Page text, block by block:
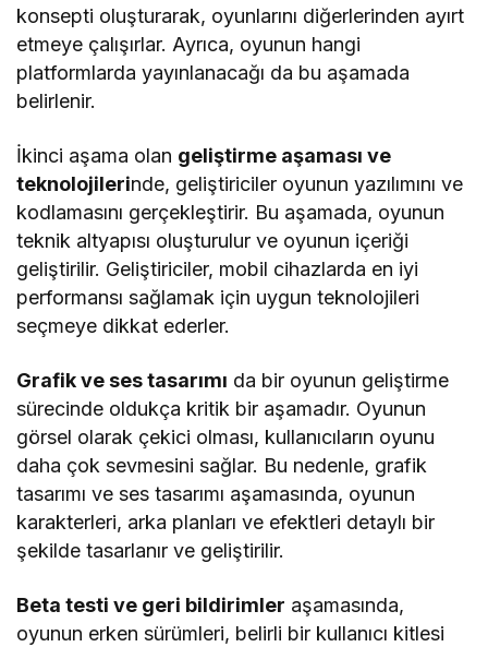
konsepti oluşturarak, oyunlarını diğerlerinden ayırt
etmeye çalışırlar. Ayrıca, oyunun hangi
platformlarda yayınlanacağı da bu aşamada
belirlenir.
İkinci aşama olan geliştirme aşaması ve
teknolojilerinde, geliştiriciler oyunun yazılımını ve
kodlamasını gerçekleştirir. Bu aşamada, oyunun
teknik altyapısı oluşturulur ve oyunun içeriği
geliştirilir. Geliştiriciler, mobil cihazlarda en iyi
performansı sağlamak için uygun teknolojileri
seçmeye dikkat ederler.
Grafik ve ses tasarımı da bir oyunun geliştirme
sürecinde oldukça kritik bir aşamadır. Oyunun
görsel olarak çekici olması, kullanıcıların oyunu
daha çok sevmesini sağlar. Bu nedenle, grafik
tasarımı ve ses tasarımı aşamasında, oyunun
karakterleri, arka planları ve efektleri detaylı bir
şekilde tasarlanır ve geliştirilir.
Beta testi ve geri bildirimler aşamasında,
oyunun erken sürümleri, belirli bir kullanıcı kitlesi